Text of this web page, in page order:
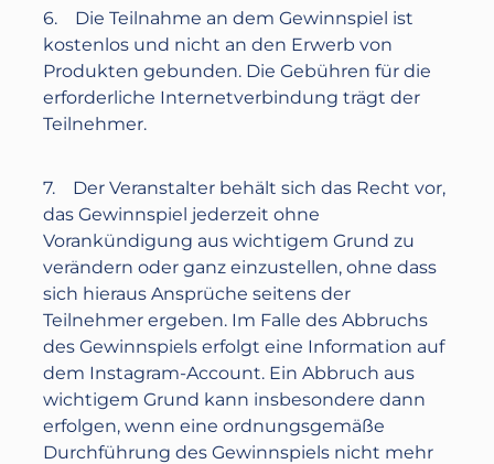
6. Die Teilnahme an dem Gewinnspiel ist
kostenlos und nicht an den Erwerb von
Produkten gebunden. Die Gebühren für die
erforderliche Internetverbindung trägt der
Teilnehmer.
7. Der Veranstalter behält sich das Recht vor,
das Gewinnspiel jederzeit ohne
Vorankündigung aus wichtigem Grund zu
verändern oder ganz einzustellen, ohne dass
sich hieraus Ansprüche seitens der
Teilnehmer ergeben. Im Falle des Abbruchs
des Gewinnspiels erfolgt eine Information auf
dem Instagram-Account. Ein Abbruch aus
wichtigem Grund kann insbesondere dann
erfolgen, wenn eine ordnungsgemäße
Durchführung des Gewinnspiels nicht mehr